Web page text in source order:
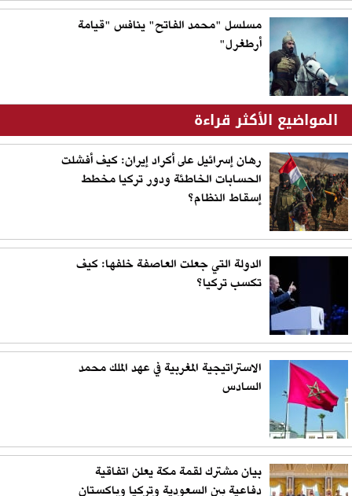
مسلسل "محمد الفاتح" ينافس "قيامة
أرطغرل"
المواضيع الأكثر قراءة
رهان إسرائيل على أكراد إيران: كيف أفشلت
الحسابات الخاطئة ودور تركيا مخطط
إسقاط النظام؟
الدولة التي جعلت العاصفة خلفها: كيف
تكسب تركيا؟
الاستراتيجية المغربية في عهد الملك محمد
السادس
بيان مشترك لقمة مكة يعلن اتفاقية
دفاعية بين السعودية وتركيا وباكستان